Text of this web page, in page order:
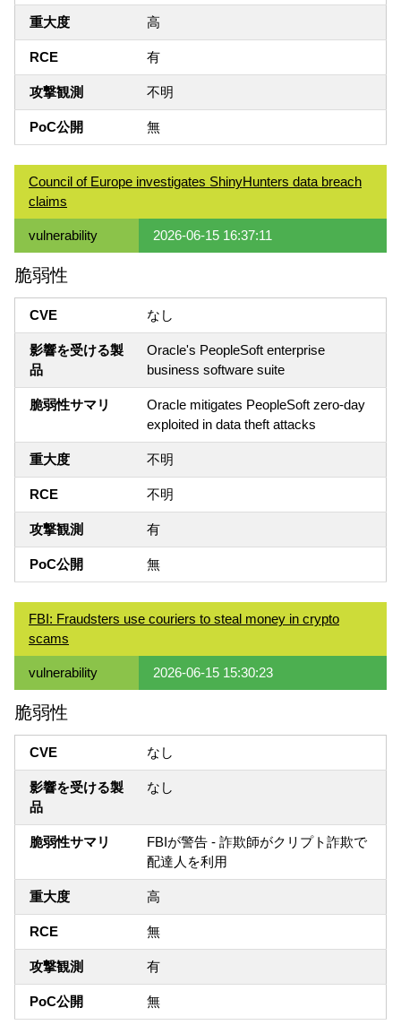
重大度 高
RCE 有
攻撃観測 不明
PoC公開 無
Council of Europe investigates ShinyHunters data breach
claims
vulnerability 2026-06-15 16:37:11
脆弱性
CVE なし
影響を受ける製
品
Oracle's PeopleSoft enterprise
business software suite
脆弱性サマリ
Oracle mitigates PeopleSoft zero-day
exploited in data theft attacks
重大度 不明
RCE 不明
攻撃観測 有
PoC公開 無
FBI: Fraudsters use couriers to steal money in crypto
scams
vulnerability 2026-06-15 15:30:23
脆弱性
CVE なし
影響を受ける製
品
なし
脆弱性サマリ
FBIが警告 - 詐欺師がクリプト詐欺で
配達人を利用
重大度 高
RCE 無
攻撃観測 有
PoC公開 無